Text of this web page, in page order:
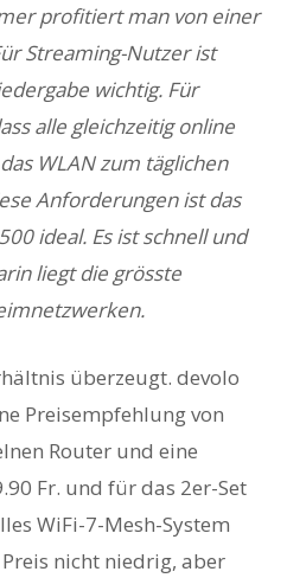
profitiert man von einer
Streaming-Nutzer ist
wichtig. Für
alle gleichzeitig online
WLAN zum täglichen
Anforderungen ist das
ideal. Es ist schnell und
liegt die grösste
überzeugt. devolo
Preisempfehlung von
Router und eine
Fr. und für das 2er-Set
WiFi-7-Mesh-System
nicht niedrig, aber